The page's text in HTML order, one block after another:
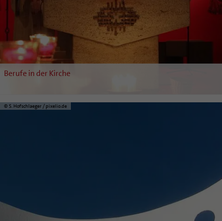
Berufe in der Kirche
© S. Hofschlaeger / pixelio.de